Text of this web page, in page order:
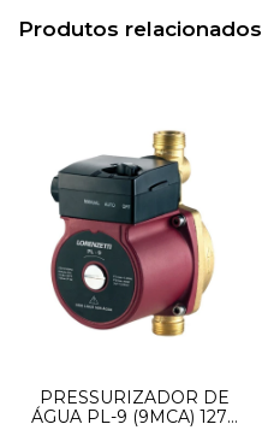
Produtos relacionados
PRESSURIZADOR DE
ÁGUA PL-9 (9MCA) 127V